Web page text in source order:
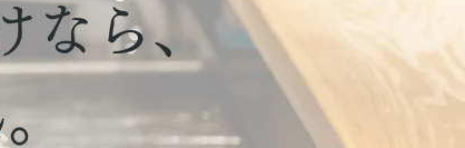
なら、